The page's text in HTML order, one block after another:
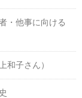
・他事に向ける
和子さん）